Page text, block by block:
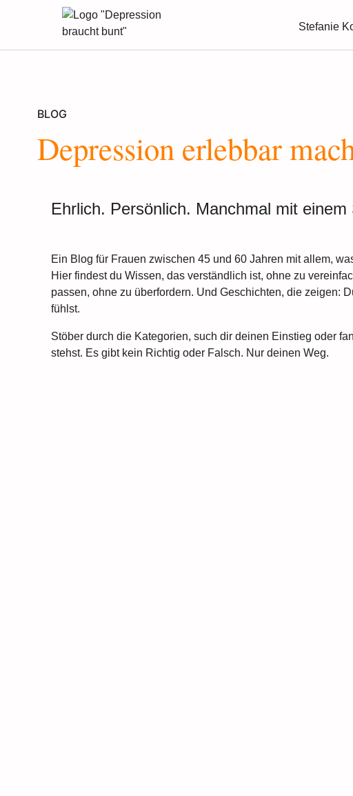
Stefanie
BLOG
Depression erlebbar
Ehrlich. Persönlich. Manchmal mit einem
Ein Blog für Frauen zwischen 45 und 60 Jahren mit allem,
Hier findest du Wissen, das verständlich ist, ohne zu
passen, ohne zu überfordern. Und Geschichten, die zeigen:
fühlst.
Stöber durch die Kategorien, such dir deinen Einstieg oder
stehst. Es gibt kein Richtig oder Falsch. Nur deinen Weg.